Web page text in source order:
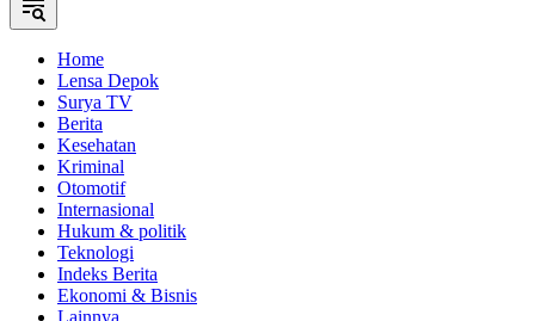
Home
Lensa Depok
Surya TV
Berita
Kesehatan
Kriminal
Otomotif
Internasional
Hukum & politik
Teknologi
Indeks Berita
Ekonomi & Bisnis
Lainnya